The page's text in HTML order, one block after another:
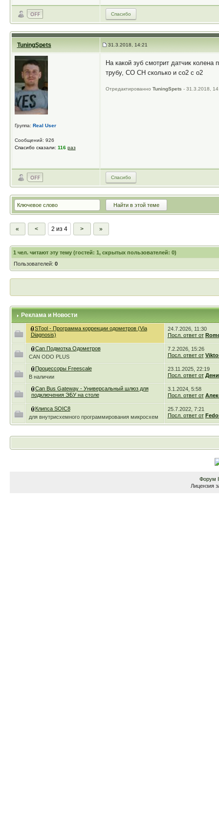
Спасибо
TuningSpets 31.3.2018, 14:21
Группа: Real User
Сообщений: 926
Спасибо сказали: 116 раз
На какой зуб смотрит датчик колена
трубу, CO CH сколько и со2 с о2
Отредактированно TuningSpets - 31.3.2018,
Спасибо
« < 2 из 4 > »
1 чел. читают эту тему (гостей: 1, скрытых пользователей: 0)
Пользователей: 0
Реклама и Новости
STool - Программа коррекции одометров (Via
Diagnosis)
24.7.2026, 11:30
Посл. ответ от
Can Подмотка Одометров
CAN ODO PLUS
7.2.2026, 15:26
Посл. ответ от
Процессоры Freescale
В наличии
23.11.2025, 22:19
Посл. ответ от
Can Bus Gateway - Универсальный шлюз для
подключения ЭБУ на столе
3.1.2024, 5:58
Посл. ответ от
Клипса SOIC8
для внутрисхемного программирования микросхем
25.7.2022, 7:21
Посл. ответ от
Форум
Лицензия